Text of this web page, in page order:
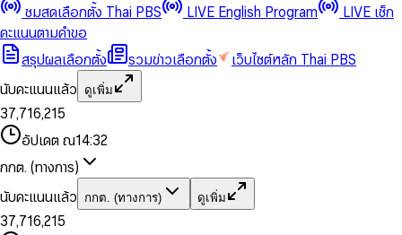
ชมสดเลือกตั้ง Thai PBS LIVE English Program
LIVE เช็ก
คะแนนตามคำขอ
สรุปผลเลือกตั้ง
รวมข่าวเลือกตั้ง
เว็บไซต์หลัก Thai PBS
นับคะแนนแล้ว
ดูเพิ่ม
0
1
2
3
4
5
6
8
9
1
2
3
4
5
6
7
8
9
,
1
2
4
6
7
8
9
0
1
2
3
4
5
6
7
8
0
1
3
5
6
7
8
9
,
1
2
4
5
7
8
9
0
1
3
4
6
7
8
0
2
3
4
5
7
8
อัปเดต ณ14:32
กกต. (ทางการ)
นับคะแนนแล้ว
กกต. (ทางการ) ดูเพิ่ม
0
1
2
3
0
1
2
4
5
6
7,
0
1
2
4
6
7
0
1
0
1
3
5
6,
1
2
0
1
0
2
3
4
5